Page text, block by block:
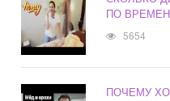
ПО
5654
ПОЧЕМУ